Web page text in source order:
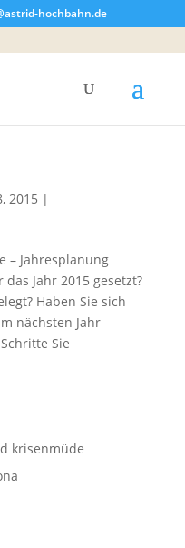
hochbahn.de
2015 |
– Jahresplanung
Jahr 2015 gesetzt?
Haben Sie sich
nächsten Jahr
Sie
krisenmüde